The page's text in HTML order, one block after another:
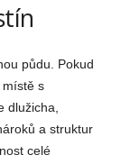
půdu. Pokud
místě s
dlužicha,
a struktur
celé